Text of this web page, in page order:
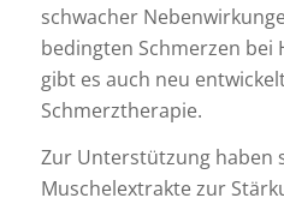
schwacher
bedingten Schmerzen bei
gibt es auch neu
Schmerztherapie.
Zur Unterstützung haben
Muschelextrakte zur